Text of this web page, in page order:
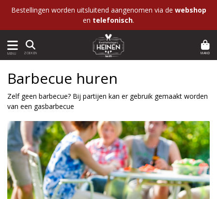
Bestellingen worden uitsluitend aangenomen via de webshop
en telefonisch.
MENU ZOEKEN MAND
Barbecue huren
Zelf geen barbecue? Bij partijen kan er gebruik gemaakt worden
van een gasbarbecue